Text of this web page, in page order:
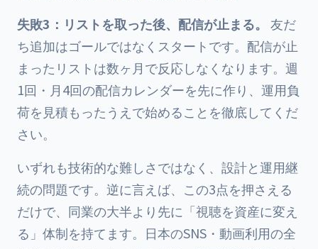
失敗3：リストを取った後、配信が止まる。 友だ
ち追加はゴールではなくスタートです。配信が止
まったリストは数ヶ月で反応しなくなります。週
1回・月4回の配信カレンダーを先に作り、運用負
荷を見積もったうえで始めることを徹底してくだ
さい。
いずれも技術的な難しさではなく、設計と運用継
続の問題です。逆に言えば、この3点を押さえる
だけで、同業の大半より先に「視聴を資産に変え
る」体制を持てます。日本のSNS・動画利用の全